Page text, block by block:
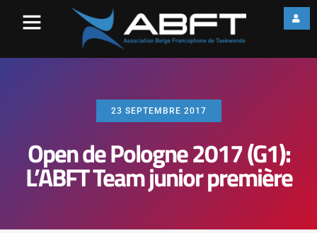
23 SEPTEMBRE 2017
Open de Pologne 2017 (G1):
L’ABFT Team junior première